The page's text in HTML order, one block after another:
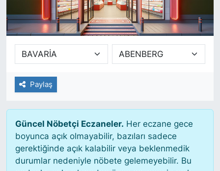
Paylaş
Güncel Nöbetçi Eczaneler. Her eczane gece
boyunca açık olmayabilir, bazıları sadece
gerektiğinde açık kalabilir veya beklenmedik
durumlar nedeniyle nöbete gelemeyebilir. Bu
SİYASET
SAĞLIK